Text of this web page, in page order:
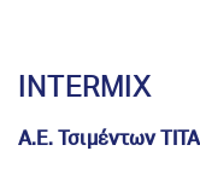
INTERMIX
Α.Ε. Τσιμέντων